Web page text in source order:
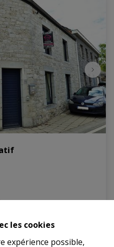
les cookies
expérience possible,